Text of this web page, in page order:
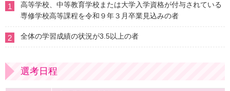
1
高等学校、中等教育学校または大学入学資格が付与されている
専修学校高等課程を令和９年３月卒業見込みの者
2 全体の学習成績の状況が3.5以上の者
選考日程